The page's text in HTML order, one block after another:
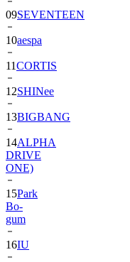
09SEVENTEEN
10aespa
11CORTIS
12SHINee
13BIGBANG
14ALPHA
DRIVE
ONE)
15Park
Bo-
gum
16IU